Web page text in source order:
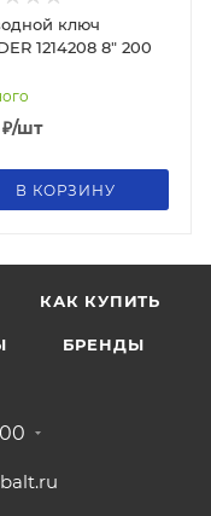
ключ
1214208 8" 200
₽/шт
В КОРЗИНУ
КАК КУПИТЬ
БРЕНДЫ